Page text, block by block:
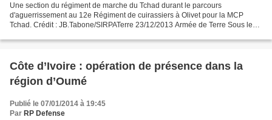
Une section du régiment de marche du Tchad durant le parcours
d'aguerrissement au 12e Régiment de cuirassiers à Olivet pour la MCP
Tchad. Crédit : JB.Tabone/SIRPATerre 23/12/2013 Armée de Terre Sous le
Côte d’Ivoire : opération de présence dans la
région d’Oumé
Publié le 07/01/2014 à 19:45
Par RP Defense